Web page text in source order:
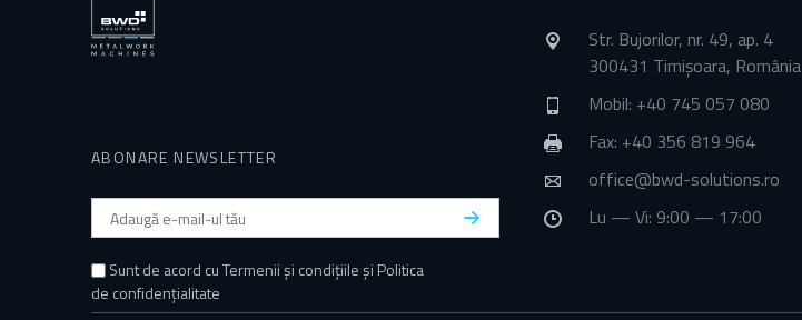
ABONARE NEWSLETTER
Sunt de acord cuTermenii și condițiileși Politica
de confidențialitate
Str. Bujorilor, nr. 49, ap. 4
300431 Timișoara, România
Mobil: +40 745 057 080
Fax: +40 356 819 964
office@bwd-solutions.ro
Lu — Vi: 9:00 — 17:00